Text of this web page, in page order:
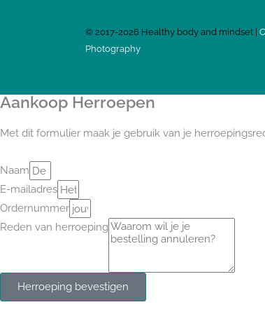
© 2017-2026 Healthy body and mindset |
Photography
Aankoop Herroepen
Met dit formulier maak je gebruik van je
Naam
E-mailadres
Ordernummer
Reden van herroeping
Herroeping bevestigen